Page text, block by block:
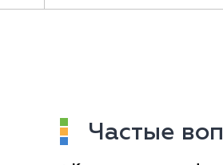
Частые